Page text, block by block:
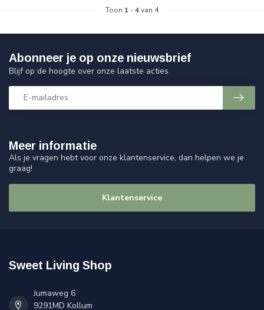
Toon 1 -4van 4
Meer informatie
Als je vragen hebt voor onze klantenservice, dan helpen we je
graag!
Klantenservice
Abonneer je op onze nieuwsbrief
Blijf op de hoogte over onze laatste acties
Sweet Living Shop
Jumaweg 6
9291MD Kollum